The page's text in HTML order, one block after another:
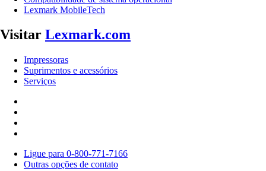
Lexmark MobileTech
Visitar Lexmark.com
Impressoras
Suprimentos e acessórios
Serviços
Ligue para 0-800-771-7166
Outras opções de contato